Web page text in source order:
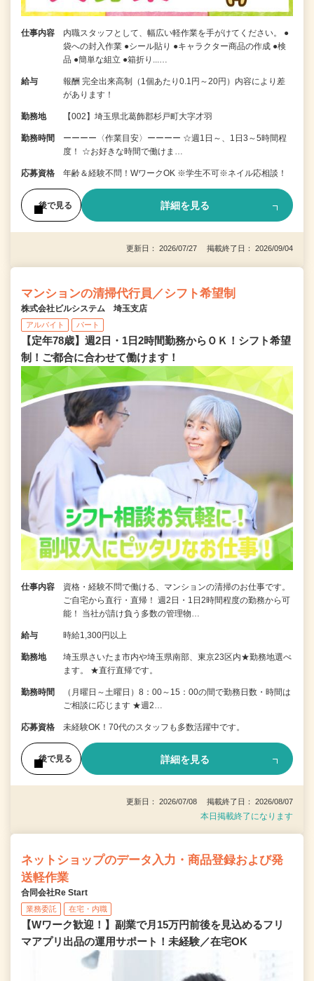
仕事内容
内職スタッフとして、幅広い軽作業を手がけてください。 ●
袋への封入作業 ●シール貼り ●キャラクター商品の作成 ●検
品 ●簡単な組立 ●箱折り...…
給与
報酬 完全出来高制（1個あたり0.1円～20円）内容により差
があります！
勤務地 【002】埼玉県北葛飾郡杉戸町大字才羽
勤務時間
ーーーー〈作業目安〉ーーーー ☆週1日～、1日3～5時間程
度！ ☆お好きな時間で働けま…
応募資格 年齢＆経験不問！WワークOK ※学生不可※ネイル応相談！
後で見る 詳細を見る
更新日： 2026/07/27 掲載終了日： 2026/09/04
マンションの清掃代行員／シフト希望制
株式会社ビルシステム 埼玉支店
アルバイト パート
【定年78歳】週2日・1日2時間勤務からＯＫ！シフト希望
制！ご都合に合わせて働けます！
仕事内容
資格・経験不問で働ける、マンションの清掃のお仕事です。
ご自宅から直行・直帰！ 週2日・1日2時間程度の勤務から可
能！ 当社が請け負う多数の管理物…
給与 時給1,300円以上
勤務地
埼玉県さいたま市内や埼玉県南部、東京23区内★勤務地選べ
ます。 ★直行直帰です。
勤務時間
（月曜日～土曜日）8：00～15：00の間で勤務日数・時間は
ご相談に応じます ★週2…
応募資格 未経験OK！70代のスタッフも多数活躍中です。
後で見る 詳細を見る
更新日： 2026/07/08 掲載終了日： 2026/08/07
本日掲載終了になります
ネットショップのデータ入力・商品登録および発
送軽作業
合同会社Re Start
業務委託 在宅・内職
【Wワーク歓迎！】副業で月15万円前後を見込めるフリ
マアプリ出品の運用サポート！未経験／在宅OK